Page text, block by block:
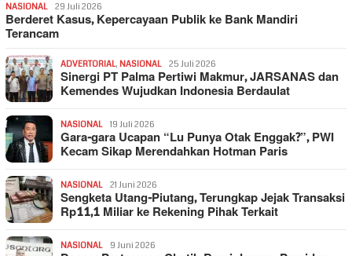
NASIONAL 29 Juli 2026
Berderet Kasus, Kepercayaan Publik ke Bank Mandiri
Terancam
ADVERTORIAL, NASIONAL 25 Juli 2026
Sinergi PT Palma Pertiwi Makmur, JARSANAS dan
Kemendes Wujudkan Indonesia Berdaulat
NASIONAL 19 Juli 2026
Gara-gara Ucapan “Lu Punya Otak Enggak?”, PWI
Kecam Sikap Merendahkan Hotman Paris
NASIONAL 21 Juni 2026
Sengketa Utang-Piutang, Terungkap Jejak Transaksi
Rp11,1 Miliar ke Rekening Pihak Terkait
NASIONAL 9 Juni 2026